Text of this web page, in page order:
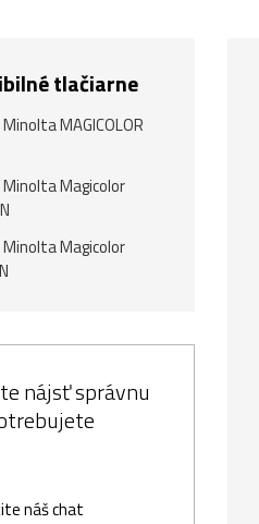
tlačiarne
MAGICOLOR
Minolta Magicolor
Minolta Magicolor
nájsť správnu
náš chat